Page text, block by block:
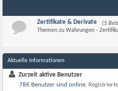
Zertifikate & Derivate
(5
Themen zu Währungen -
Aktuelle Informationen
Zurzeit aktive Benutzer
786 Benutzer sind online.